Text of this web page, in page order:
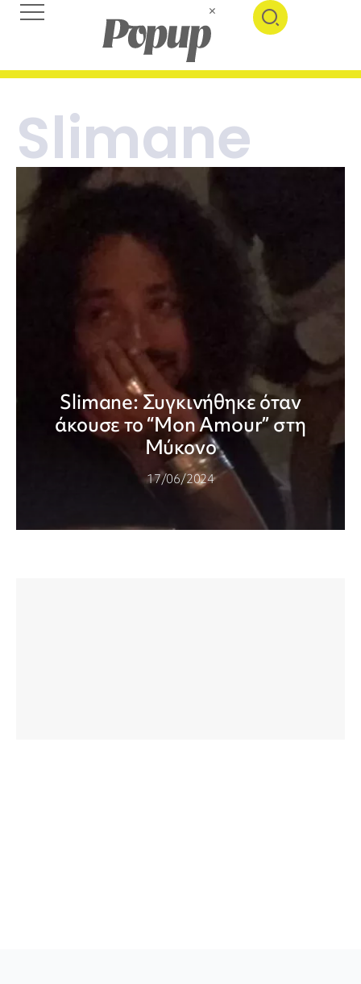
Slimane
Slimane: Συγκινήθηκε όταν
άκουσε το “Mon Amour” στη
Μύκονο
17/06/2024